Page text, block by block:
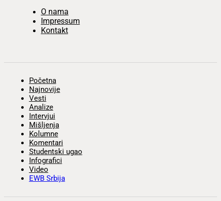
O nama
Impressum
Kontakt
Početna
Najnovije
Vesti
Analize
Intervjui
Mišljenja
Kolumne
Komentari
Studentski ugao
Infografici
Video
EWB Srbija